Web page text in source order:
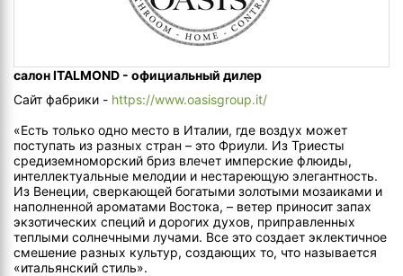
салон ITALMOND - официальный дилер
Сайт фабрики - https://www.oasisgroup.it/
«Есть только одно место в Италии, где воздух может
поступать из разных стран – это Фриули. Из Триесты
средиземноморский бриз влечет имперские флюиды,
интеллектуальные мелодии и нестареющую элегантность.
Из Венеции, сверкающей богатыми золотыми мозаиками и
наполненной ароматами Востока, – ветер приносит запах
экзотических специй и дорогих духов, приправленных
теплыми солнечными лучами. Все это создает эклектичное
смешение разных культур, создающих то, что называется
«итальянский стиль».